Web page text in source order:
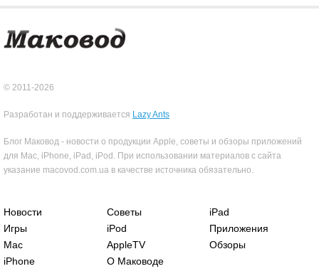
© 2011-2026
Разработан и поддерживается Lazy Ants
Блог Маковод - новости о продукции Apple, советы и обзоры приложений
для Mac, iPhone, iPad, iPod. При использовании материалов с сайта
указание macovod.com.ua в качестве источника обязательно.
Новости Советы
iPad
Игры
iPod
Приложения
Mac
AppleTV
Обзоры
iPhone
О Маководе